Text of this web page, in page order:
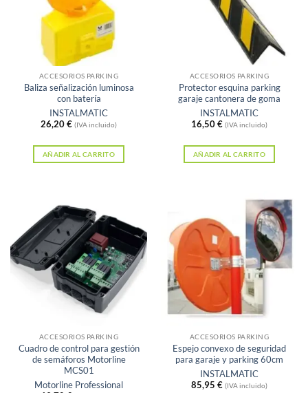
ACCESORIOS PARKING
Baliza señalización luminosa
con batería
INSTALMATIC
26,20€ (IVA incluido)
AÑADIR AL CARRITO
ACCESORIOS PARKING
Protector esquina parking
garaje cantonera de goma
INSTALMATIC
16,50€ (IVA incluido)
AÑADIR AL CARRITO
ACCESORIOS PARKING
Cuadro de control para gestión
de semáforos Motorline
MCS01
Motorline Professional
ACCESORIOS PARKING
Espejo convexo de seguridad
para garaje y parking 60cm
INSTALMATIC
85,95 € (IVA incluido)